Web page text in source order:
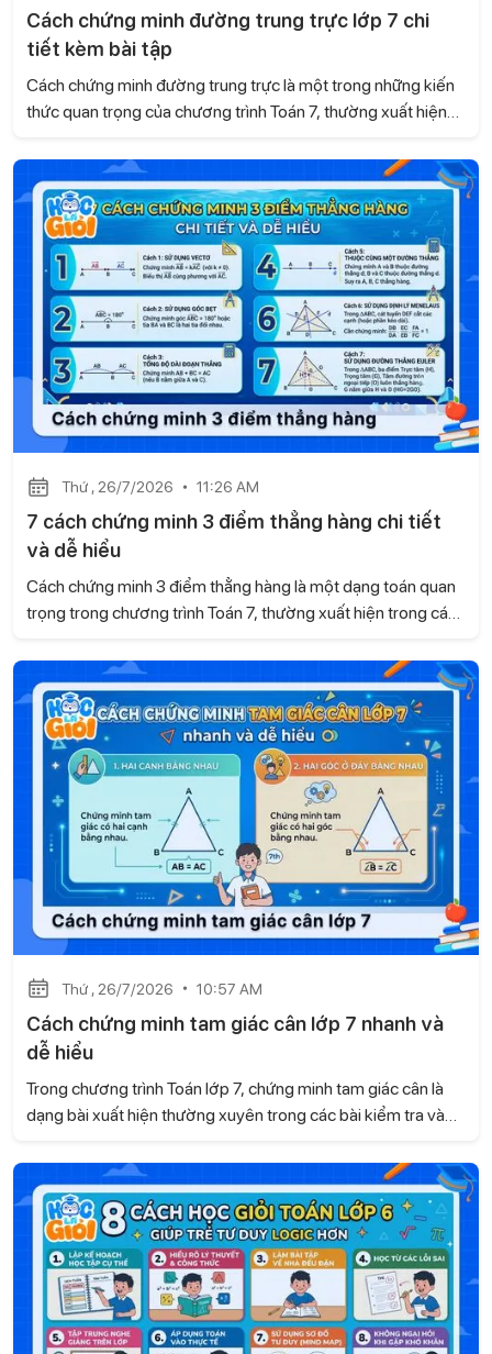
Cách chứng minh đường trung trực lớp 7 chi
tiết kèm bài tập
Cách chứng minh đường trung trực là một trong những kiến
thức quan trọng của chương trình Toán 7, thường xuất hiện
Học là Giỏi sẽ hướng dẫn chi tiết các cách chứng minh
đường trung trực dựa trên kiến thức của sách Kết nối tri thức
với cuộc sống, kèm ví dụ minh họa và bài tập tự luyện để các
con dễ dàng ôn tập và vận dụng.
Thứ , 26/7/2026 11:26 AM
7 cách chứng minh 3 điểm thẳng hàng chi tiết
và dễ hiểu
Cách chứng minh 3 điểm thẳng hàng là một dạng toán quan
trọng trong chương trình Toán 7, thường xuất hiện trong các
thức với cuộc sống, Học là Giỏi sẽ hướng dẫn những
phương pháp chứng minh dễ hiểu, giúp học sinh vận dụng
linh hoạt khi làm bài.
Thứ , 26/7/2026 10:57 AM
Cách chứng minh tam giác cân lớp 7 nhanh và
dễ hiểu
Trong chương trình Toán lớp 7, chứng minh tam giác cân là
dạng bài xuất hiện thường xuyên trong các bài kiểm tra và
tam giác cân cũng như vận dụng linh hoạt các tính chất hình
học. Hãy cùng Học là Giỏi tìm hiểu cách chứng minh tam giác
cân lớp 7 nhanh và dễ hiểu ngay sau đây.